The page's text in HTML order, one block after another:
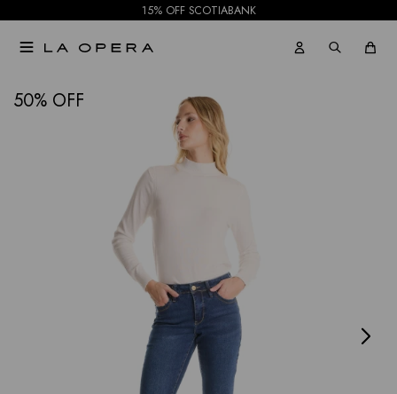
15% OFF SCOTIABANK

50 NOTIFICARME